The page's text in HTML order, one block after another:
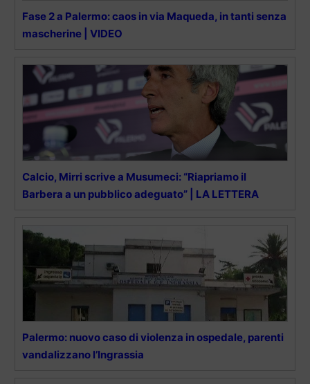
Fase 2 a Palermo: caos in via Maqueda, in tanti senza
mascherine | VIDEO
Calcio, Mirri scrive a Musumeci: “Riapriamo il
Barbera a un pubblico adeguato” | LA LETTERA
Palermo: nuovo caso di violenza in ospedale, parenti
vandalizzano l’Ingrassia